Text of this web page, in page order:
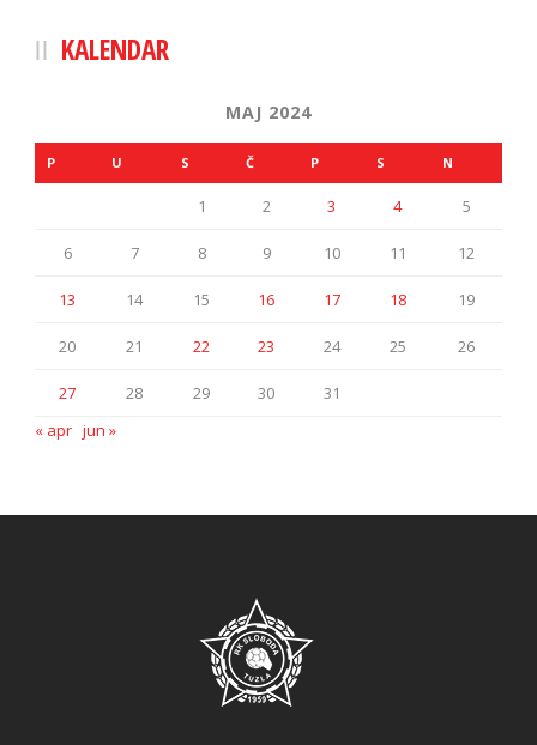
KALENDAR
MAJ 2024
P U S Č P S N
1 2 3 4 5
6 7 8 9 10 11 12
13 14 15 16 17 18 19
20 21 22 23 24 25 26
27 28 29 30
31
« apr jun »